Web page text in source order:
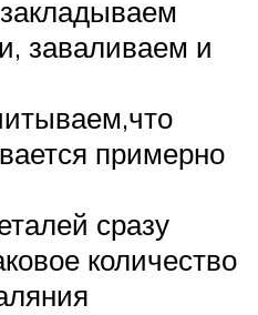
заваливаем и
примерно
сразу
количество